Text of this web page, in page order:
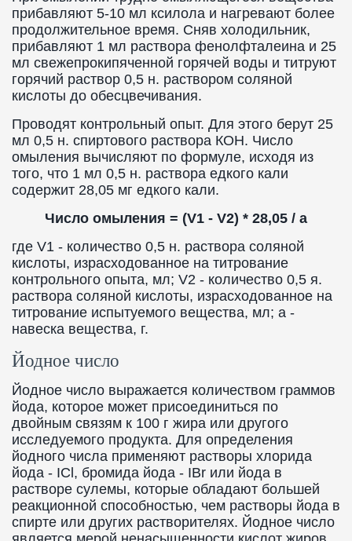
прибавляют 5-10 мл ксилола и нагревают более
продолжительное время. Сняв холодильник,
прибавляют 1 мл раствора фенолфталеина и 25
мл свежепрокипяченной горячей воды и титруют
горячий раствор 0,5 н. раствором соляной
кислоты до обесцвечивания.
Проводят контрольный опыт. Для этого берут 25
мл 0,5 н. спиртового раствора КОН. Число
омыления вычисляют по формуле, исходя из
того, что 1 мл 0,5 н. раствора едкого кали
содержит 28,05 мг едкого кали.
Число омыления = (V1 - V2) * 28,05 / a
где V1 - количество 0,5 н. раствора соляной
кислоты, израсходованное на титрование
контрольного опыта, мл; V2 - количество 0,5 я.
раствора соляной кислоты, израсходованное на
титрование испытуемого вещества, мл; а -
навеска вещества, г.
Йодное число
Йодное число выражается количеством граммов
йода, которое может присоединиться по
двойным связям к 100 г жира или другого
исследуемого продукта. Для определения
йодного числа применяют растворы хлорида
йода - ICl, бромида йода - IBr или йода в
растворе сулемы, которые обладают большей
реакционной способностью, чем растворы йода в
спирте или других растворителях. Йодное число